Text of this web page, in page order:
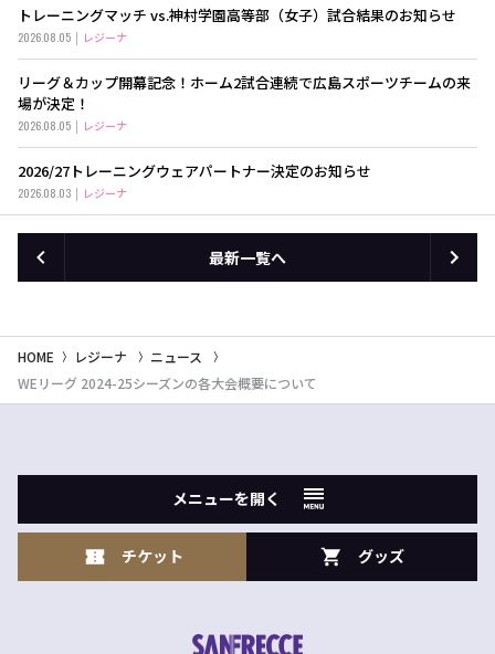
トレーニングマッチ vs.神村学園高等部（女子）試合結果のお知らせ
2026.08.05 レジーナ
リーグ＆カップ開幕記念！ホーム2試合連続で広島スポーツチームの来
場が決定！
2026.08.05 レジーナ
2026/27トレーニングウェアパートナー決定のお知らせ
2026.08.03 レジーナ
最新一覧へ
HOME レジーナ
ニュース
WEリーグ 2024-25シーズンの各大会概要について
メニューを開く
チケット グッズ